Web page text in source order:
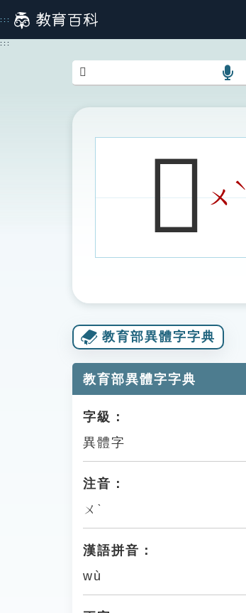
到
主
:::
:::
語
搜
圖
𨻑ㄨ
ˋ
教育部異體字字典
教育部異體字字典
字級：
異體字
注音：
ㄨˋ
漢語拼音：
wù